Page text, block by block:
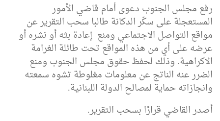
رفع مجلس الجنوب دعوى أمام قاضي الأمور
المستعجلة على سكّر الدكانة طالبا سحب التقرير عن
مواقع التواصل الاجتماعي ومنع إعادة بثه أو نشره أو
عرضه على أي من هذه المواقع تحت طائلة الغرامة
الاكراهية. وذلك لحفظ حقوق مجلس الجنوب ومنع
الضرر عنه الناتج عن معلومات مغلوطة تشوه سمعته
وانجازاته حماية لمصالح الدولة اللبنانية.
أصدر القاضي قرارًا بسحب التقرير.